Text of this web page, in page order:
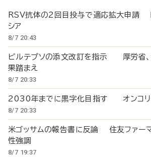
RSV抗体の2回目投与で適応拡大申請
シア
8/7 20:43
ビルテプソの添文改訂を指示 厚労省
果踏まえ
8/7 20:33
2030年までに黒字化目指す オンコリ
8/7 20:33
米ゴッサムの報告書に反論 住友ファー
性強調
8/7 19:37